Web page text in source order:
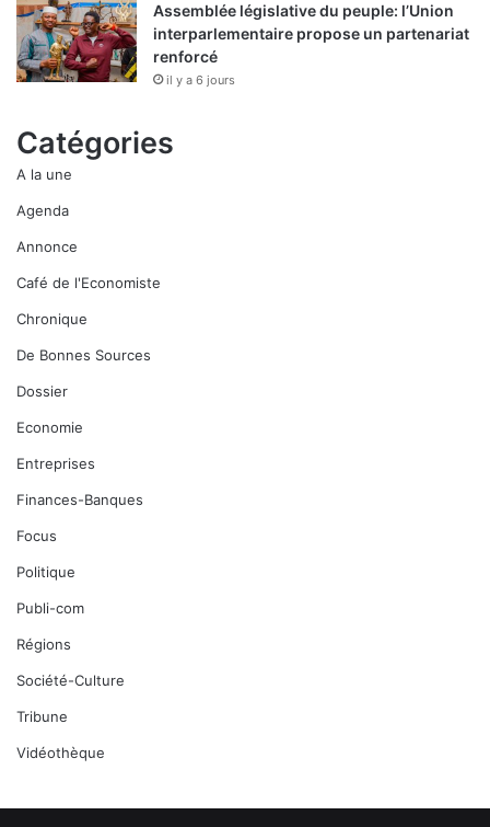
Assemblée législative du peuple: l’Union
interparlementaire propose un partenariat
renforcé
il y a 6 jours
Catégories
A la une
Agenda
Annonce
Café de l'Economiste
Chronique
De Bonnes Sources
Dossier
Economie
Entreprises
Finances-Banques
Focus
Politique
Publi-com
Régions
Société-Culture
Tribune
Vidéothèque